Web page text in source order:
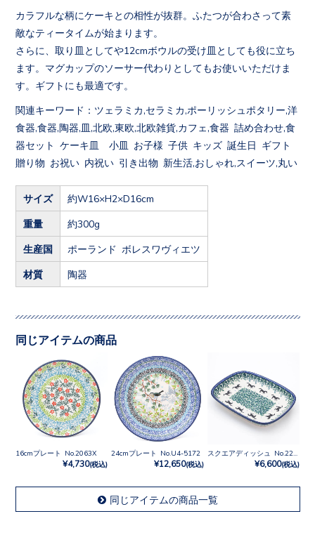
カラフルな柄にケーキとの相性が抜群。ふたつが合わさって素
敵なティータイムが始まります。
さらに、取り皿としてや12cmボウルの受け皿としても役に立ち
ます。マグカップのソーサー代わりとしてもお使いいただけま
す。ギフトにも最適です。
関連キーワード：ツェラミカ,セラミカ,ポーリッシュポタリー,洋
食器,食器,陶器,皿,北欧,東欧,北欧雑貨,カフェ,食器 詰め合わせ,食
器セット ケーキ皿 小皿 お子様 子供 キッズ 誕生日 ギフト
贈り物 お祝い 内祝い 引き出物 新生活,おしゃれ,スイーツ,丸い
サイズ 約W16×H2×D16cm
重量 約300g
生産国 ポーランド ボレスワヴィエツ
材質 陶器
同じアイテムの商品
16cmプレート No.2063X
¥4,730(税込)
24cmプレート No.U4-5172
¥12,650(税込) ¥6,600(税込)
同じアイテムの商品一覧